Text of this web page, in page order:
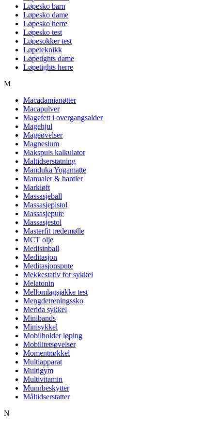
Løpesko barn
Løpesko dame
Løpesko herre
Løpesko test
Løpesokker test
Løpeteknikk
Løpetights dame
Løpetights herre
M
Macadamianøtter
Macapulver
Magefett i overgangsalder
Magehjul
Mageøvelser
Magnesium
Makspuls kalkulator
Maltidserstatning
Manduka Yogamatte
Manualer & hantler
Markløft
Massasjeball
Massasjepistol
Massasjepute
Massasjestol
Masterfit tredemølle
MCT olje
Medisinball
Meditasjon
Meditasjonspute
Mekkestativ for sykkel
Melatonin
Mellomlagsjakke test
Mengdetreningssko
Merida sykkel
Minibands
Minisykkel
Mobilholder løping
Mobilitetsøvelser
Momentnøkkel
Multiapparat
Multigym
Multivitamin
Munnbeskytter
Måltidserstatter
N